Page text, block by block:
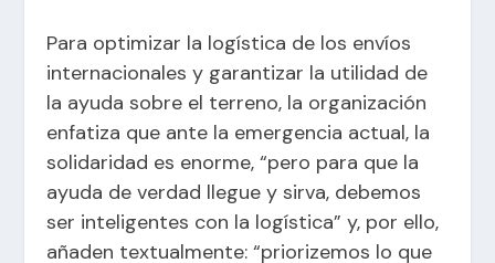
Para optimizar la logística de los envíos
internacionales y garantizar la utilidad de
la ayuda sobre el terreno, la organización
enfatiza que ante la emergencia actual, la
solidaridad es enorme, “pero para que la
ayuda de verdad llegue y sirva, debemos
ser inteligentes con la logística” y, por ello,
añaden textualmente: “priorizemos lo que